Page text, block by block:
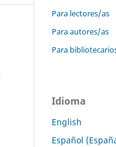
Para lectores/as
Para autores/as
Para
Idioma
English
Español